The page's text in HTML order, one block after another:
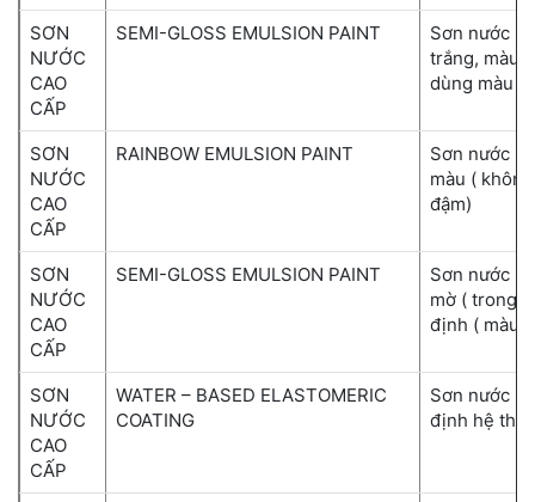
SƠN
NƯỚC
CAO
CẤP
SEMI-GLOSS EMULSION PAINT
Sơn nước
trắng, màu
dùng màu
SƠN
NƯỚC
CAO
CẤP
RAINBOW EMULSION PAINT
Sơn nước
màu (
đậm)
SƠN
NƯỚC
CAO
CẤP
SEMI-GLOSS EMULSION PAINT
Sơn nước
mờ ( trong
định ( màu
SƠN
NƯỚC
CAO
CẤP
WATER – BASED ELASTOMERIC
COATING
Sơn nước
định hệ